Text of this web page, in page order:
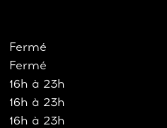
Fermé
Fermé
16h à 23h
16h à 23h
16h à 23h